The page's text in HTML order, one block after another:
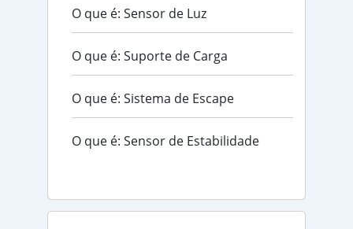
O que é: Sensor de Luz
O que é: Suporte de Carga
O que é: Sistema de Escape
O que é: Sensor de Estabilidade